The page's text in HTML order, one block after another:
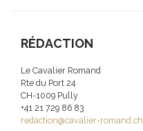
RÉDACTION
Le Cavalier Romand
Rte du Port 24
CH-1009 Pully
+41 21 729 86 83
redaction@cavalier-romand.ch